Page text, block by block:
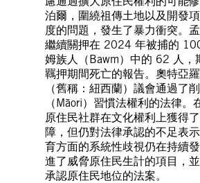
泊爾，圍繞祖傳土地以及開發
度的問題，發生了暴力衝突。
繼續關押在 2024 年被捕的
姆族人（Bawm）中的 62 人，
羈押期間死亡的報告。奧特亞
（舊稱：紐西蘭）議會通過了
（Māori）習慣法權利的法律。
原住民社群在文化權利上獲得
障，但仍對法律承認的不足表
育方面的系統性歧視仍在持續
進了威脅原住民生計的項目，
承認原住民地位的法案。